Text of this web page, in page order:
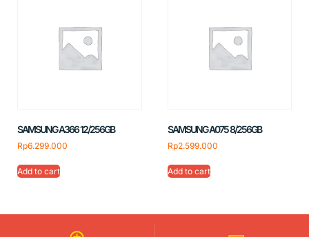
SAMSUNG A366 12/256GB
Rp6.299.000
Add to cart
SAMSUNG A075 8/256GB
Rp2.599.000
Add to cart